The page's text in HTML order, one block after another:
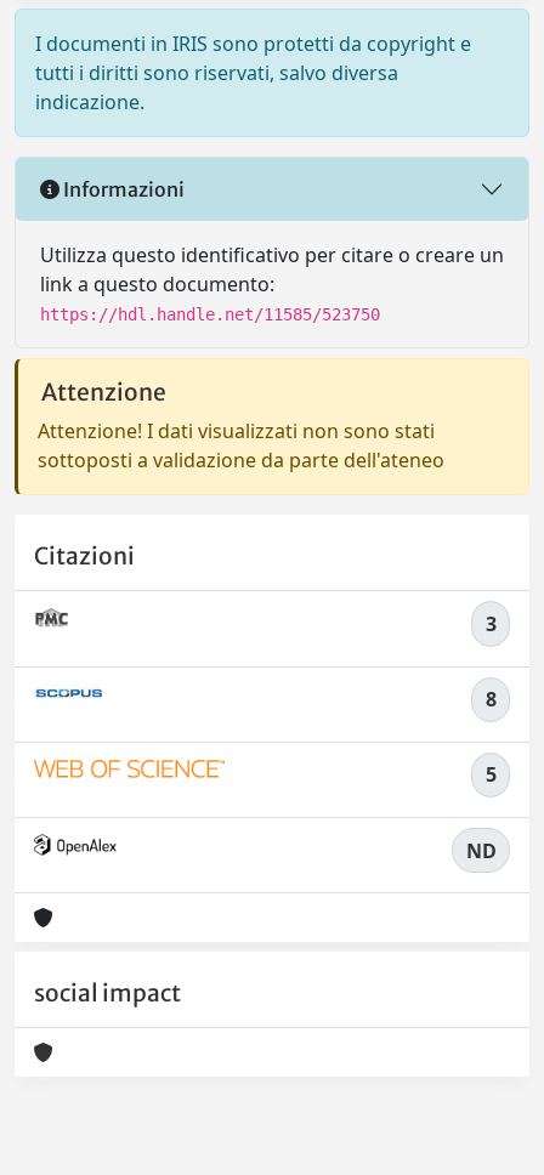
I documenti in IRIS sono protetti da copyright e
tutti i diritti sono riservati, salvo diversa
indicazione.
Informazioni
Utilizza questo identificativo per citare o creare un
link a questo documento:
https://hdl.handle.net/11585/523750
Attenzione
Attenzione! I dati visualizzati non sono stati
sottoposti a validazione da parte dell'ateneo
Citazioni
3
8
5
ND
social impact